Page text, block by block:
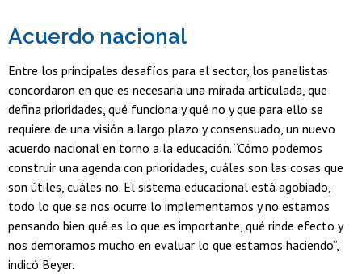
Acuerdo nacional
Entre los principales desafíos para el sector, los panelistas
concordaron en que es necesaria una mirada articulada, que
defina prioridades, qué funciona y qué no y que para ello se
requiere de una visión a largo plazo y consensuado, un nuevo
acuerdo nacional en torno a la educación. “Cómo podemos
construir una agenda con prioridades, cuáles son las cosas que
son útiles, cuáles no. El sistema educacional está agobiado,
todo lo que se nos ocurre lo implementamos y no estamos
pensando bien qué es lo que es importante, qué rinde efecto y
nos demoramos mucho en evaluar lo que estamos haciendo”,
indicó Beyer.